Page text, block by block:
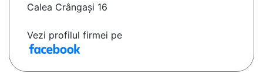
Calea Crângași 16
Vezi profilul firmei pe